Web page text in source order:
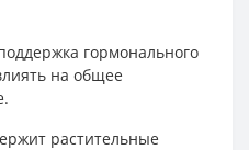
гормонального
на общее
растительные